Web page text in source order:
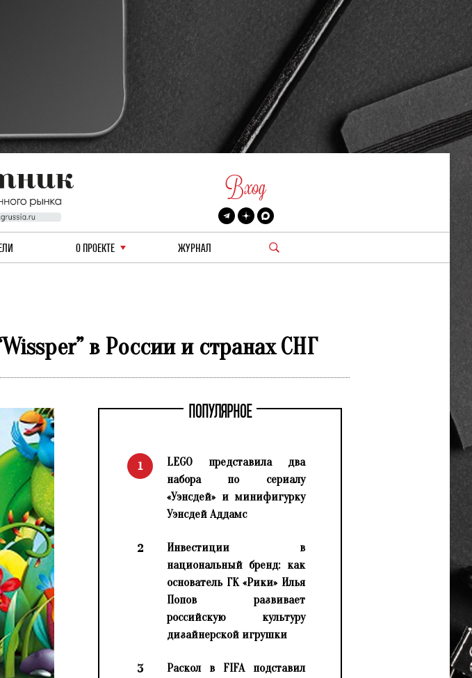
Вход
О ПРОЕКТЕ ЖУРНАЛ
в России и странах СНГ
ПОПУЛЯРНОЕ
1
LEGO представила два
набора по сериалу
«Уэнсдей» и минифигурку
Уэнсдей Аддамс
2
Инвестиции в
национальный бренд: как
основатель ГК «Рики» Илья
Попов развивает
российскую культуру
дизайнерской игрушки
3
Раскол в FIFA подставил